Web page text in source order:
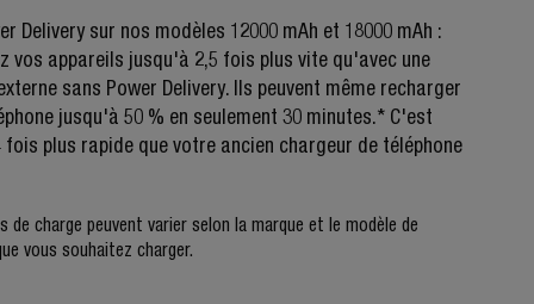
Delivery sur nos modèles 12000 mAh et 18000 mAh :
vos appareils jusqu'à 2,5 fois plus vite qu'avec une
sans Power Delivery. Ils peuvent même recharger
jusqu'à 50 % en seulement 30 minutes.* C'est
plus rapide que votre ancien chargeur de téléphone
de charge peuvent varier selon la marque et le modèle de
vous souhaitez charger.